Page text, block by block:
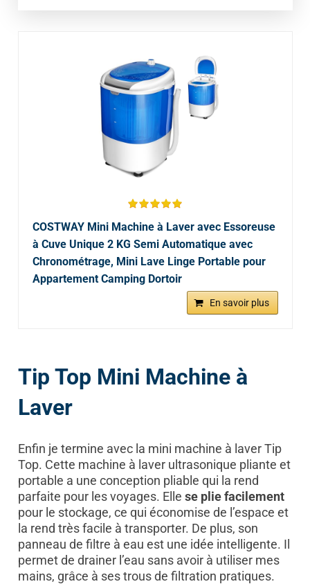
COSTWAY Mini Machine à Laver avec Essoreuse
à Cuve Unique 2 KG Semi Automatique avec
Chronométrage, Mini Lave Linge Portable pour
Appartement Camping Dortoir
En savoir plus
Tip Top Mini Machine à
Laver
Enfin je termine avec la mini machine à laver Tip
Top. Cette machine à laver ultrasonique pliante et
portable a une conception pliable qui la rend
parfaite pour les voyages. Elle se plie facilement
pour le stockage, ce qui économise de l’espace et
la rend très facile à transporter. De plus, son
panneau de filtre à eau est une idée intelligente. Il
permet de drainer l’eau sans avoir à utiliser mes
mains, grâce à ses trous de filtration pratiques.